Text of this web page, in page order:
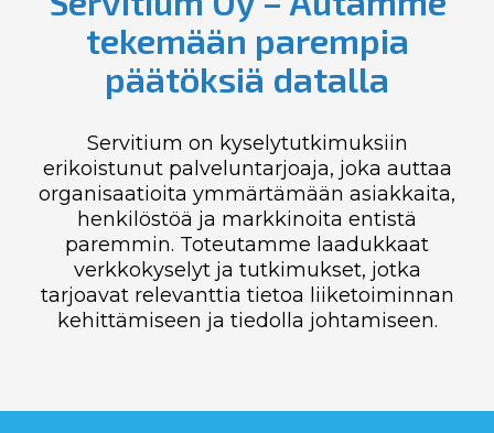
tekemään parempia
päätöksiä datalla
Servitium on kyselytutkimuksiin
erikoistunut palveluntarjoaja, joka auttaa
organisaatioita ymmärtämään asiakkaita,
henkilöstöä ja markkinoita entistä
paremmin. Toteutamme laadukkaat
verkkokyselyt ja tutkimukset, jotka
tarjoavat relevanttia tietoa liiketoiminnan
kehittämiseen ja tiedolla johtamiseen.